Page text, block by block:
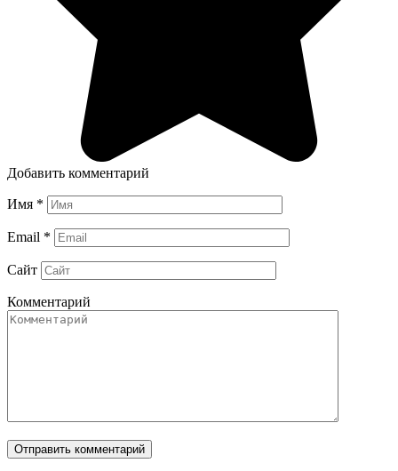
Добавить комментарий
Имя *
Email *
Сайт
Комментарий